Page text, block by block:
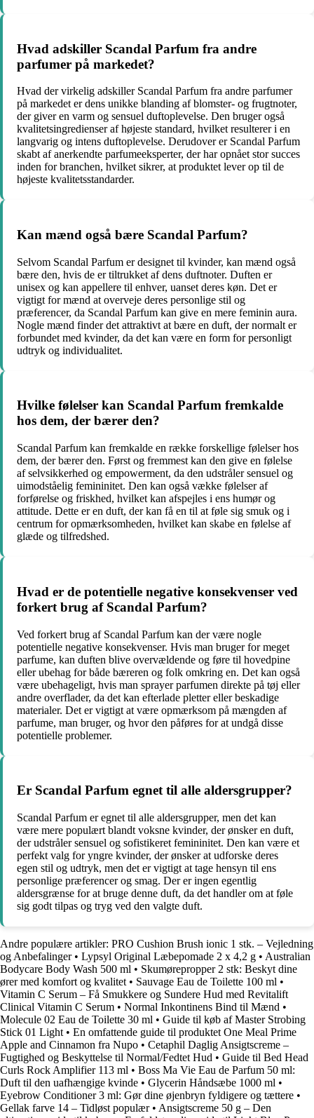
Hvad adskiller Scandal Parfum fra andre
parfumer på markedet?
Hvad der virkelig adskiller Scandal Parfum fra andre parfumer
på markedet er dens unikke blanding af blomster- og frugtnoter,
der giver en varm og sensuel duftoplevelse. Den bruger også
kvalitetsingredienser af højeste standard, hvilket resulterer i en
langvarig og intens duftoplevelse. Derudover er Scandal Parfum
skabt af anerkendte parfumeeksperter, der har opnået stor succes
inden for branchen, hvilket sikrer, at produktet lever op til de
højeste kvalitetsstandarder.
Kan mænd også bære Scandal Parfum?
Selvom Scandal Parfum er designet til kvinder, kan mænd også
bære den, hvis de er tiltrukket af dens duftnoter. Duften er
unisex og kan appellere til enhver, uanset deres køn. Det er
vigtigt for mænd at overveje deres personlige stil og
præferencer, da Scandal Parfum kan give en mere feminin aura.
Nogle mænd finder det attraktivt at bære en duft, der normalt er
forbundet med kvinder, da det kan være en form for personligt
udtryk og individualitet.
Hvilke følelser kan Scandal Parfum fremkalde
hos dem, der bærer den?
Scandal Parfum kan fremkalde en række forskellige følelser hos
dem, der bærer den. Først og fremmest kan den give en følelse
af selvsikkerhed og empowerment, da den udstråler sensuel og
uimodståelig femininitet. Den kan også vække følelser af
forførelse og friskhed, hvilket kan afspejles i ens humør og
attitude. Dette er en duft, der kan få en til at føle sig smuk og i
centrum for opmærksomheden, hvilket kan skabe en følelse af
glæde og tilfredshed.
Hvad er de potentielle negative konsekvenser ved
forkert brug af Scandal Parfum?
Ved forkert brug af Scandal Parfum kan der være nogle
potentielle negative konsekvenser. Hvis man bruger for meget
parfume, kan duften blive overvældende og føre til hovedpine
eller ubehag for både bæreren og folk omkring en. Det kan også
være ubehageligt, hvis man sprayer parfumen direkte på tøj eller
andre overflader, da det kan efterlade pletter eller beskadige
materialer. Det er vigtigt at være opmærksom på mængden af
parfume, man bruger, og hvor den påføres for at undgå disse
potentielle problemer.
Er Scandal Parfum egnet til alle aldersgrupper?
Scandal Parfum er egnet til alle aldersgrupper, men det kan
være mere populært blandt voksne kvinder, der ønsker en duft,
der udstråler sensuel og sofistikeret femininitet. Den kan være et
perfekt valg for yngre kvinder, der ønsker at udforske deres
egen stil og udtryk, men det er vigtigt at tage hensyn til ens
personlige præferencer og smag. Der er ingen egentlig
aldersgrænse for at bruge denne duft, da det handler om at føle
sig godt tilpas og tryg ved den valgte duft.
Andre populære artikler: PRO Cushion Brush ionic 1 stk. – Vejledning
og Anbefalinger• Lypsyl Original Læbepomade 2 x 4,2 g • Australian
Bodycare Body Wash 500 ml • Skumørepropper 2 stk: Beskyt dine
ører med komfort og kvalitet • Sauvage Eau de Toilette 100 ml •
Vitamin C Serum – Få Smukkere og Sundere Hud med Revitalift
Clinical Vitamin C Serum • Normal Inkontinens Bind til Mænd •
Molecule 02 Eau de Toilette 30 ml • Guide til køb af Master Strobing
Stick 01 Light • En omfattende guide til produktet One Meal Prime
Apple and Cinnamon fra Nupo • Cetaphil Daglig Ansigtscreme –
Fugtighed og Beskyttelse til Normal/Fedtet Hud • Guide til Bed Head
Curls Rock Amplifier 113 ml • Boss Ma Vie Eau de Parfum 50 ml:
Duft til den uafhængige kvinde • Glycerin Håndsæbe 1000 ml •
Eyebrow Conditioner 3 ml: Gør dine øjenbryn fyldigere og tættere •
Gellak farve 14 – Tidløst populær• Ansigtscreme 50 g – Den